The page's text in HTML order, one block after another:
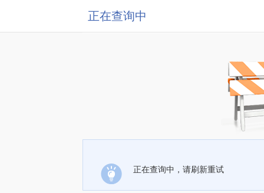
正在查询中
正在查询中，请刷新重试